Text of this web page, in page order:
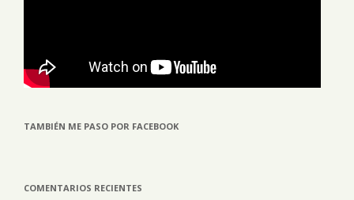
TAMBIÉN ME PASO POR FACEBOOK
COMENTARIOS RECIENTES